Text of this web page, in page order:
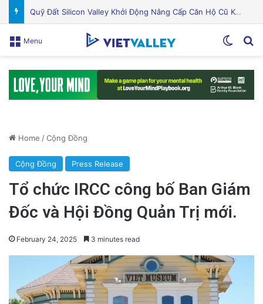
Chế độ ăn Địa Trung Hải: Thực phẩm nên ăn, lợi ích sức khỏe và cách bắt đầu hiệu quả
Menu
Home /Cộng Đồng
Cộng Đồng Press Release
Tổ chức IRCC công bố Ban Giám
Đốc và Hội Đồng Quản Trị mới.
February 24, 2025 3 minutes read